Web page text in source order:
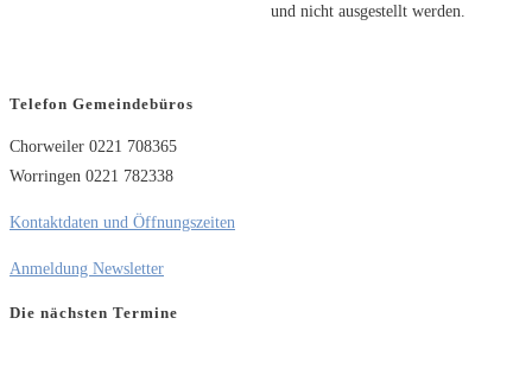
und nicht ausgestellt werden.
Telefon Gemeindebüros
Chorweiler 0221 708365
Worringen 0221 782338
Kontaktdaten und Öffnungszeiten
Anmeldung Newsletter
Die nächsten Termine